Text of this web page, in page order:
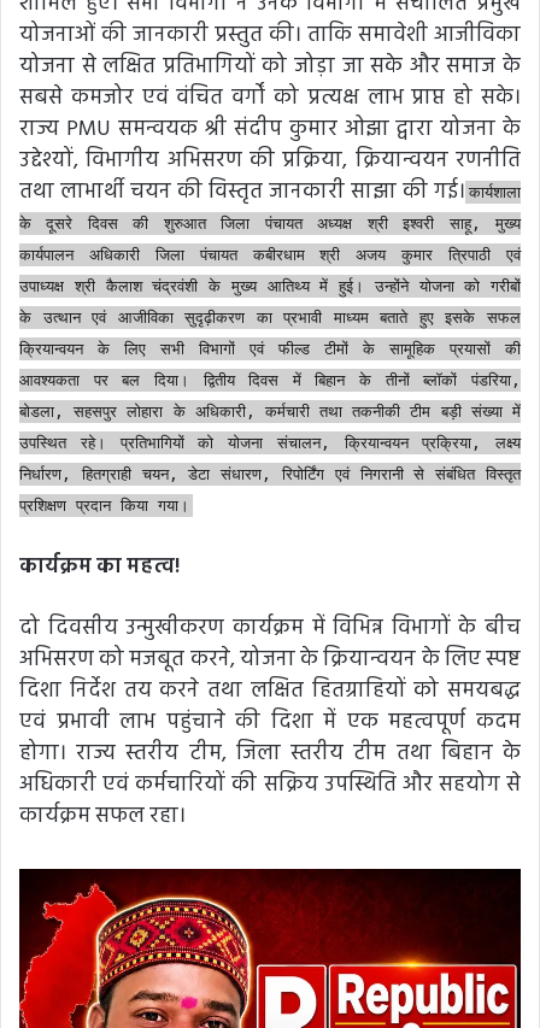
योजनाओं की जानकारी प्रस्तुत की। ताकि समावेशी आजीविका
योजना से लक्षित प्रतिभागियों को जोड़ा जा सके और समाज के
सबसे कमजोर एवं वंचित वर्गों को प्रत्यक्ष लाभ प्राप्त हो सके।
राज्य PMU समन्वयक श्री संदीप कुमार ओझा द्वारा योजना के
उद्देश्यों, विभागीय अभिसरण की प्रक्रिया, क्रियान्वयन रणनीति
तथा लाभार्थी चयन की विस्तृत जानकारी साझा की गई। कार्यशाला
के दूसरे दिवस की शुरुआत जिला पंचायत अध्यक्ष श्री इश्वरी साहू, मुख्य
कार्यपालन अधिकारी जिला पंचायत कबीरधाम श्री अजय कुमार त्रिपाठी एवं
उपाध्यक्ष श्री कैलाश चंद्रवंशी के मुख्य आतिथ्य में हुई। उन्होंने योजना को गरीबों
के उत्थान एवं आजीविका सुदृढ़ीकरण का प्रभावी माध्यम बताते हुए इसके सफल
क्रियान्वयन के लिए सभी विभागों एवं फील्ड टीमों के सामूहिक प्रयासों की
आवश्यकता पर बल दिया। द्वितीय दिवस में बिहान के तीनों ब्लॉकों पंडरिया,
बोडला, सहसपुर लोहारा के अधिकारी, कर्मचारी तथा तकनीकी टीम बड़ी संख्या में
उपस्थित रहे। प्रतिभागियों को योजना संचालन, क्रियान्वयन प्रक्रिया, लक्ष्य
निर्धारण, हितग्राही चयन, डेटा संधारण, रिपोर्टिंग एवं निगरानी से संबंधित विस्तृत
प्रशिक्षण प्रदान किया गया।
कार्यक्रम का महत्व!
दो दिवसीय उन्मुखीकरण कार्यक्रम में विभिन्न विभागों के बीच
अभिसरण को मजबूत करने, योजना के क्रियान्वयन के लिए स्पष्ट
दिशा निर्देश तय करने तथा लक्षित हितग्राहियों को समयबद्ध
एवं प्रभावी लाभ पहुंचाने की दिशा में एक महत्वपूर्ण कदम
होगा। राज्य स्तरीय टीम, जिला स्तरीय टीम तथा बिहान के
अधिकारी एवं कर्मचारियों की सक्रिय उपस्थिति और सहयोग से
कार्यक्रम सफल रहा।